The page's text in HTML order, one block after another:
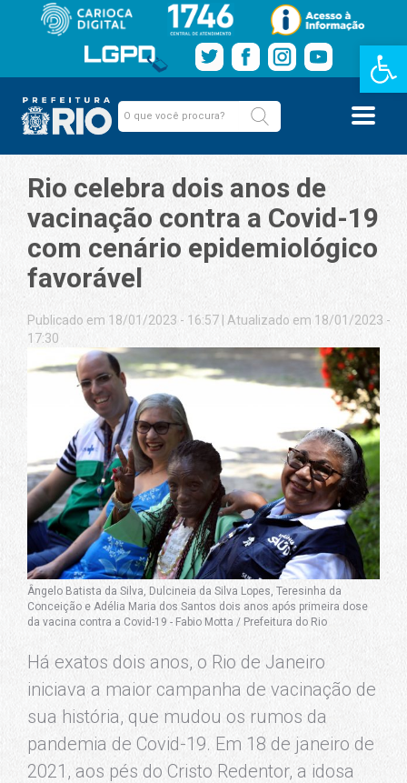
Barra de
Rio celebra dois anos de
vacinação contra a Covid-19
com cenário epidemiológico
favorável
Publicado em 18/01/2023 - 16:57
Atualizado em 18/01/2023 -
17:30
Ângelo Batista da Silva, Dulcineia da Silva Lopes, Teresinha da
Conceição e Adélia Maria dos Santos dois anos após primeira dose
da vacina contra a Covid-19 - Fabio Motta / Prefeitura do Rio
Há exatos dois anos, o Rio de Janeiro
iniciava a maior campanha de vacinação de
sua história, que mudou os rumos da
pandemia de Covid-19. Em 18 de janeiro de
2021, aos pés do Cristo Redentor, a idosa